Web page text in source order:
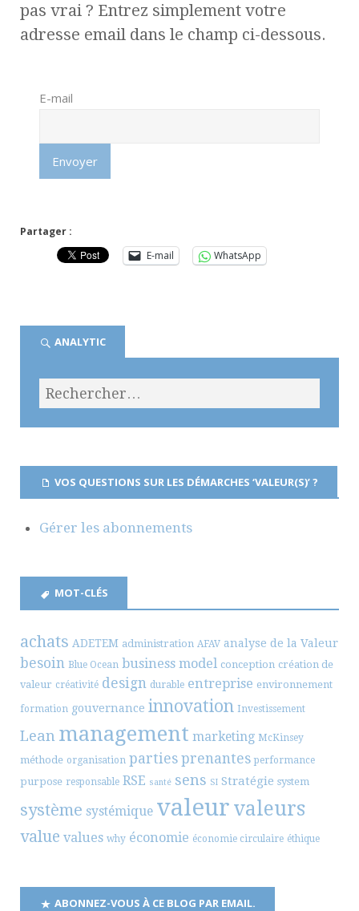
pas vrai ? Entrez simplement votre
adresse email dans le champ ci-dessous.
E-mail
Partager :
E-mail
WhatsApp
ANALYTIC
VOS QUESTIONS SUR LES DÉMARCHES ‘VALEUR(S)’ ?
Gérer les abonnements
MOT-CLÉS
achats ADETEM administration AFAV analyse de la Valeur
besoin Blue Ocean business model conception création de
valeur créativité design durable entreprise environnement
formation gouvernance innovation Investissement
Lean management marketing McKinsey
méthode organisation parties prenantes performance
purpose responsable RSE santé sens SI Stratégie system
système systémique valeur valeurs
value values why économie économie circulaire éthique
ABONNEZ-VOUS À CE BLOG PAR EMAIL.